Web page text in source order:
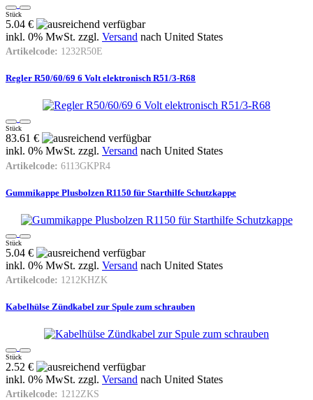
Stück
5.04 €
inkl. 0% MwSt. zzgl. Versand nach United States
Artikelcode: 1232R50E
Regler R50/60/69 6 Volt elektronisch R51/3-R68
Stück
83.61 €
inkl. 0% MwSt. zzgl. Versand nach United States
Artikelcode: 6113GKPR4
Gummikappe Plusbolzen R1150 für Starthilfe Schutzkappe
Stück
5.04 €
inkl. 0% MwSt. zzgl. Versand nach United States
Artikelcode: 1212KHZK
Kabelhülse Zündkabel zur Spule zum schrauben
Stück
2.52 €
inkl. 0% MwSt. zzgl. Versand nach United States
Artikelcode: 1212ZKS